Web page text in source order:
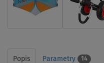
Popis Parametry 14